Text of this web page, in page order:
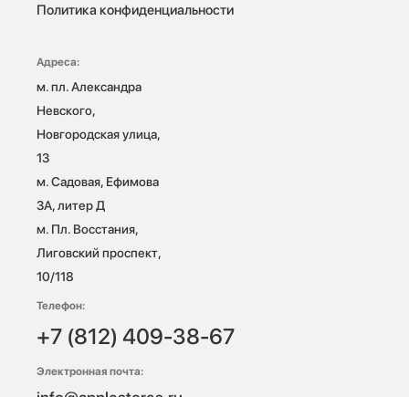
Политика конфиденциальности
Адреса:
м. пл. Александра
Невского,
Новгородская улица,
13
м. Садовая, Ефимова
3А, литер Д
м. Пл. Восстания,
Лиговский проспект,
10/118
Телефон:
+7 (812) 409-38-67
Электронная почта: